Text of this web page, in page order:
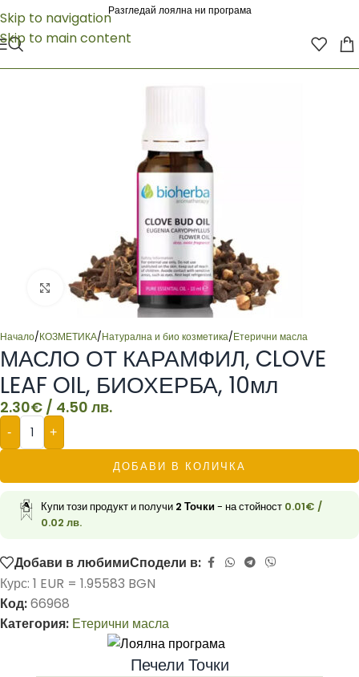
Skip to navigation
Skip to main content
Разгледай лоялна ни програма
Click to enlarge
Начало/КОЗМЕТИКА/Натурална и био козметика/Етерични масла
МАСЛО ОТ КАРАМФИЛ, CLOVE
LEAF OIL, БИОХЕРБА, 10мл
2.30€ / 4.50 лв.
- +
ДОБАВИ В КОЛИЧКА
Купи този продукт и получи 2 Точки- на стойност 0.01€ /
0.02 лв.
Добави в любимиСподели в:
Курс: 1 EUR = 1.95583 BGN
Код:66968
Категория: Етерични масла
Печели Точки